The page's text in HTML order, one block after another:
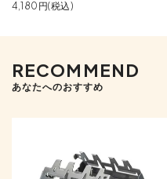
4,180円(税込)
RECOMMEND
あなたへのおすすめ